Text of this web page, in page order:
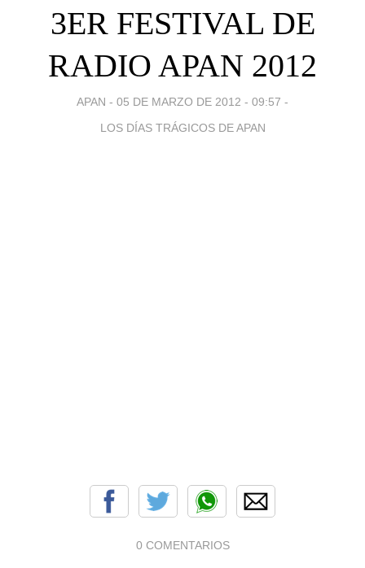
3ER FESTIVAL DE
RADIO APAN 2012
APAN - 05 DE MARZO DE 2012 - 09:57 -
LOS DÍAS TRÁGICOS DE APAN
0 COMENTARIOS